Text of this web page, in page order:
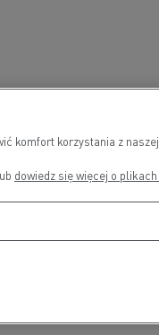
komfort korzystania z
dowiedz się więcej o